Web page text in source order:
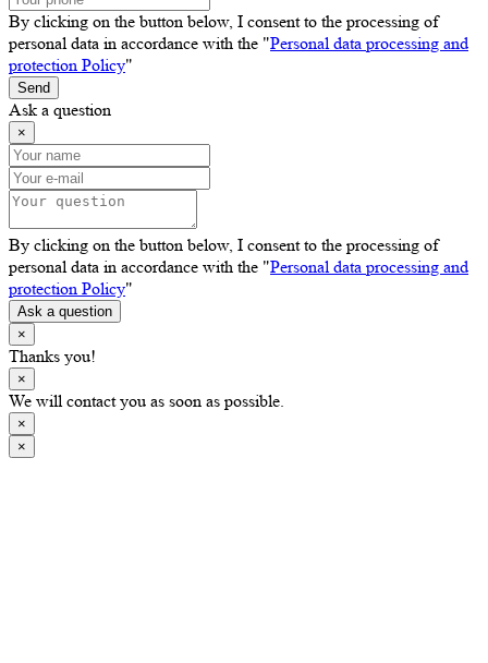
By clicking on the button below, I consent to the processing of
personal data in accordance with the "Personal data processing and
protection Policy"
Send
Ask a question
×
By clicking on the button below, I consent to the processing of
personal data in accordance with the "Personal data processing and
protection Policy"
Ask a question
×
Thanks you!
×
We will contact you as soon as possible.
×
×